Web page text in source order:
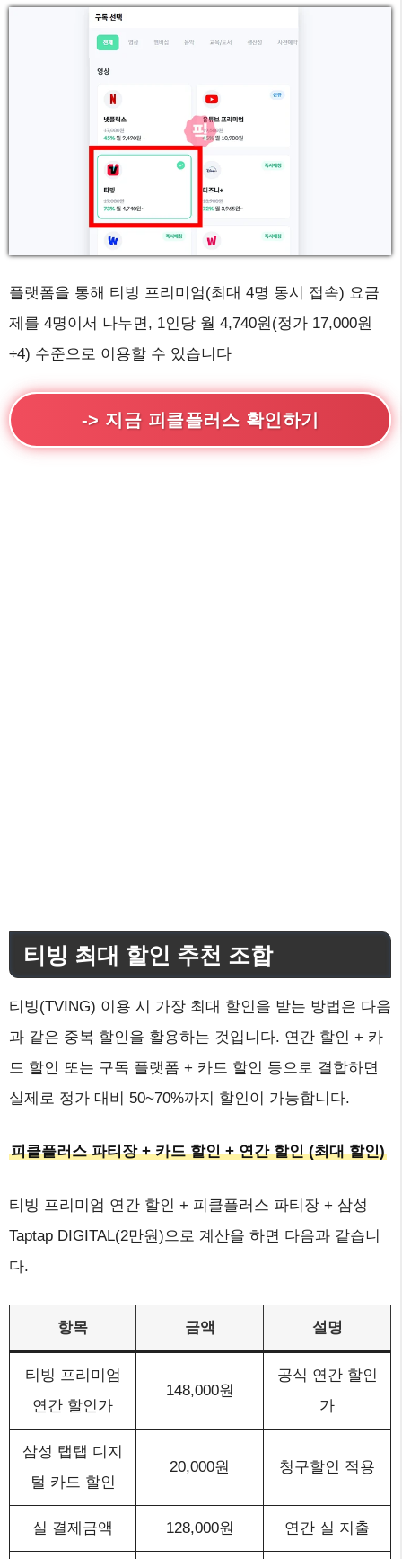
플랫폼을 통해 티빙 프리미엄(최대 4명 동시 접속) 요금
제를 4명이서 나누면, 1인당 월 4,740원(정가 17,000원
÷4) 수준으로 이용할 수 있습니다
-> 지금 피클플러스 확인하기
티빙 최대 할인 추천 조합
티빙(TVING) 이용 시 가장 최대 할인을 받는 방법은 다음
과 같은 중복 할인을 활용하는 것입니다. 연간 할인 + 카
드 할인 또는 구독 플랫폼 + 카드 할인 등으로 결합하면
실제로 정가 대비 50~70%까지 할인이 가능합니다.
피클플러스 파티장 + 카드 할인 + 연간 할인 (최대 할인)
티빙 프리미엄 연간 할인 + 피클플러스 파티장 + 삼성
Taptap DIGITAL(2만원)으로 계산을 하면 다음과 같습니
다.
항목 금액 설명
티빙 프리미엄
연간 할인가
148,000원
공식 연간 할인
가
삼성 탭탭 디지
털 카드 할인
20,000원 청구할인 적용
실 결제금액 128,000원 연간 실 지출